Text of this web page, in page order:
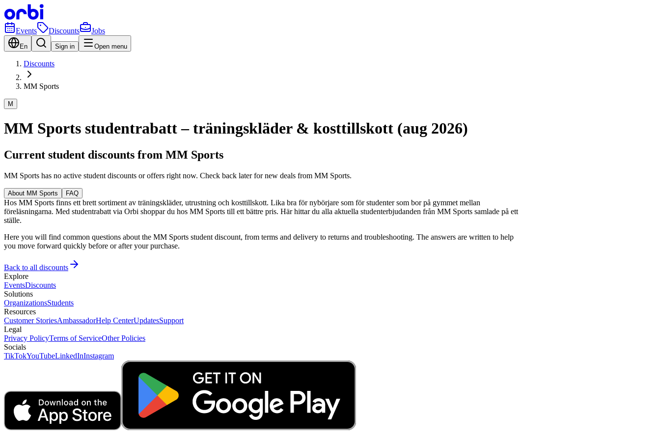
Events Discounts Jobs
En Sign in Open menu
Discounts
MM Sports
M
MM Sports studentrabatt – träningskläder & kosttillskott (aug 2026)
Current student discounts from MM Sports
MM Sports has no active student discounts or offers right now. Check back later for new deals from MM Sports.
About MM Sports FAQ
Hos MM Sports finns ett brett sortiment av träningskläder, utrustning och kosttillskott. Lika bra för nybörjare som för studenter som bor på gymmet mellan
föreläsningarna. Med studentrabatt via Orbi shoppar du hos MM Sports till ett bättre pris. Här hittar du alla aktuella studenterbjudanden från MM Sports samlade på ett
ställe.
Here you will find common questions about the MM Sports student discount, from terms and delivery to returns and troubleshooting. The answers are written to help
you move forward quickly before or after your purchase.
Back to all discounts
Explore
EventsDiscounts
Solutions
OrganizationsStudents
Resources
Customer StoriesAmbassadorHelp CenterUpdatesSupport
Legal
Privacy PolicyTerms of ServiceOther Policies
Socials
TikTokYouTubeLinkedInInstagram